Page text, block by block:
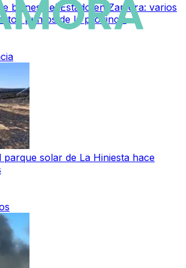
bienes del Estado en Zamora: varios
puntos de la provincia
parque solar de La Hiniesta hace